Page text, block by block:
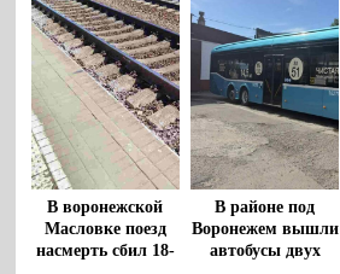
В воронежской
Масловке поезд
насмерть сбил 18-
В районе под
Воронежем вышли
автобусы двух